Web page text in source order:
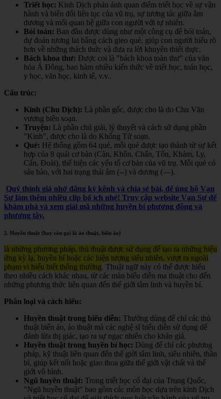
Triết học: Kinh Dịch phản ánh quan điểm triết học về sự vận
hành và biến đổi liên tục của vũ trụ, sự tương tác giữa âm
dương và mối quan hệ giữa con người với tự nhiên.
Bói toán: Ban đầu được dùng như một công cụ để bói toán,
dự đoán tương lai bằng cách gieo quẻ, giúp con người hiểu rõ
hơn về những thách thức và đưa ra lời khuyên thiết thực.
Bách khoa thư: Được coi là "bách khoa toàn thư" của văn
hóa Á Đông, bao hàm nhiều kiến thức về triết học, toán học,
y học, văn học, kinh tế, v.v..
Cấu trúc:
Kinh (Chu Dịch): Là phần gốc, được cho là do Chu Văn
vương biên soạn.
Truyện: Là phần chú giải, lý thuyết và cách sử dụng phần
"Kinh", được cho là do Khổng Tử soạn.
Quẻ: Hệ thống gồm 64 quẻ, mỗi quẻ được tạo thành từ sự kết
hợp của 8 quái cơ bản (Càn, Khôn, Chấn, Tốn, Khảm, Ly,
Cấn, Đoài), thể hiện các yếu tố cơ bản của vũ trụ. Mỗi quẻ có
sáu hào, với hai trạng thái âm (--) và dương (—).
Quý thính giả nhớ đăng ký kênh và chia sẻ bài, để ủng hộ Vạn
Sự làm thêm nhiều clip bổ ích nhé! Truy cập website Vạn Sự để
khám phá và xem giải mã những huyền bí phương đông và
phương tây.
2. Huyền thuật (hay còn gọi là ảo thuật, biến ảo)
là những phương pháp, thủ thuật được sử dụng để tạo ra những hiệu
ứng kỳ lạ, huyền bí hoặc các hiện tượng siêu nhiên, vượt ra ngoài
phạm vi hiểu biết thông thường. Thuật ngữ này có thể được hiểu
theo nhiều cách khác nhau, từ các màn biểu diễn ma thuật cho đến
những phương thức liên quan đến thế giới tâm linh và huyền bí.
Phân loại và cách hiểu:
Huyền thuật trong biểu diễn: Thường dùng để chỉ các thủ
thuật biến ảo, ảo thuật mà các nghệ sĩ biểu diễn sử dụng để
đánh lừa thị giác, tạo ra sự ngạc nhiên cho khán giả.
Huyền thuật trong huyền bí học: Dùng để chỉ các phương
pháp, kỹ thuật liên quan đến thế giới tâm linh, siêu nhiên, thần
bí, giúp kết nối hoặc giao thoa giữa thế giới vật chất và thế
giới vô hình.
Ngũ huyền thuật: Trong triết học cổ đại của Trung Quốc,
"Ngũ huyền thuật" bao gồm các môn học dựa trên kinh Dịch